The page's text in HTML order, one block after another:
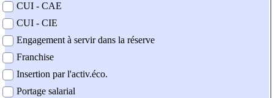
CUI - CAE
CUI - CIE
Engagement à servir dans la réserve
Franchise
Insertion par l'activ.éco.
Portage salarial